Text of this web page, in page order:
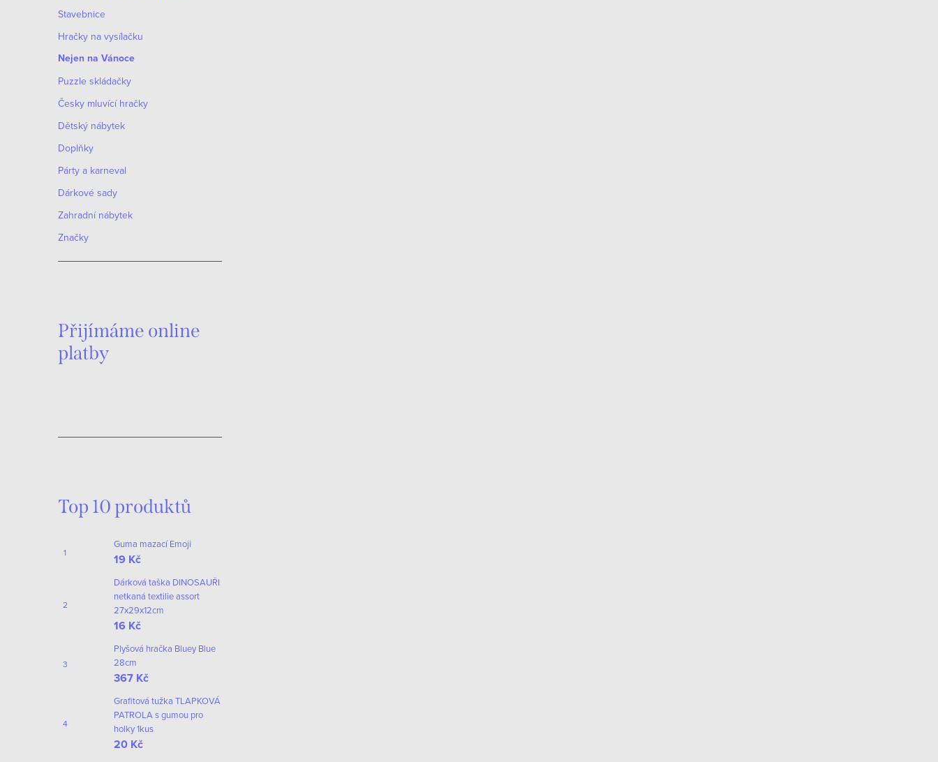
Stavebnice
Hračky na vysílačku
Nejen na Vánoce
Puzzle skládačky
Česky mluvící hračky
Dětský nábytek
Doplňky
Párty a karneval
Dárkové sady
Zahradní nábytek
Značky
Přijímáme online
platby
Top 10 produktů
Guma mazací Emoji
19 Kč
Dárková taška DINOSAUŘI
netkaná textilie assort
27x29x12cm
16 Kč
Plyšová hračka Bluey Blue
28cm
367 Kč
Grafitová tužka TLAPKOVÁ
PATROLA s gumou pro
holky 1kus
20 Kč